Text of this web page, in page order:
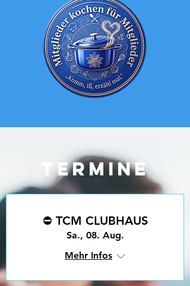
Termine
⛔️ TCM CLUBHAUS
Sa., 08. Aug.
Mehr Infos